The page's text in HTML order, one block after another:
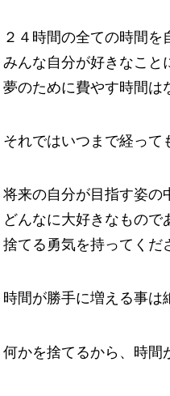
２４時間の全ての時間を
みんな自分が好きなこと
夢のために費やす時間は
それではいつまで経って
将来の自分が目指す姿の
どんなに大好きなもので
捨てる勇気を持ってくだ
時間が勝手に増える事は
何かを捨てるから、時間